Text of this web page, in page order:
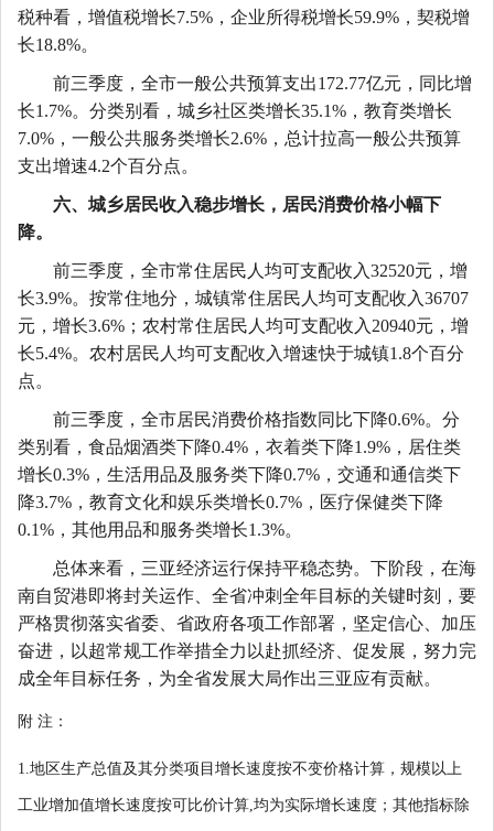
税种看，增值税增长7.5%，企业所得税增长59.9%，契税增
长18.8%。
前三季度，全市一般公共预算支出172.77亿元，同比增
长1.7%。分类别看，城乡社区类增长35.1%，教育类增长
7.0%，一般公共服务类增长2.6%，总计拉高一般公共预算
支出增速4.2个百分点。
六、城乡居民收入稳步增长，居民消费价格小幅下
降。
前三季度，全市常住居民人均可支配收入32520元，增
长3.9%。按常住地分，城镇常住居民人均可支配收入36707
元，增长3.6%；农村常住居民人均可支配收入20940元，增
长5.4%。农村居民人均可支配收入增速快于城镇1.8个百分
点。
前三季度 ，全市居民消费价格指数同比下降0.6%。分
类别看，食品烟酒类下降0.4%，衣着类下降1.9%，居住类
增长0.3%，生活用品及服务类下降0.7%，交通和通信类下
降3.7%，教育文化和娱乐类增长0.7%，医疗保健类下降
0.1%，其他用品和服务类增长1.3%。
总体来看，三亚经济运行保持平稳态势。下阶段，在海
南自贸港即将封关运作、全省冲刺全年目标的关键时刻，要
严格贯彻落实省委、省政府各项工作部署，坚定信心、加压
奋进，以超常规工作举措全力以赴抓经济、促发展，努力完
成全年目标任务，为全省发展大局作出三亚应有贡献。
附 注 ：
1. 地区生产总值及其分类项目增长速度按不变价格计算，规模以上
工业增加值增长速度按可比价计算 均为实际增长速度；其他指标除